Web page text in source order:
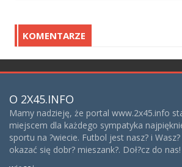
KOMENTARZE
O 2X45.INFO
Mamy nadzieję, że portal www.2x45.info
miejscem dla każdego sympatyka
sportu na ?wiecie. Futbol jest nasz? i
okazać się dobr? mieszank?. Doł?cz do nas!